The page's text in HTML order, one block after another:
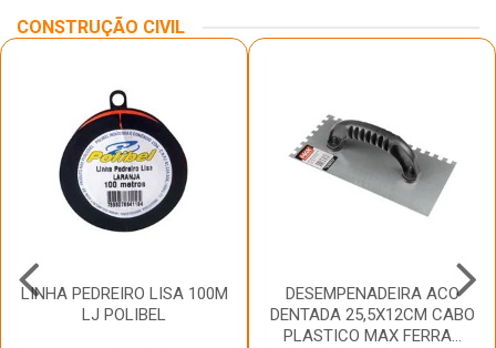
CONSTRUÇÃO CIVIL
LINHA PEDREIRO LISA 100M
LJ POLIBEL
DESEMPENADEIRA ACO
DENTADA 25,5X12CM CABO
PLASTICO MAX FERRA...